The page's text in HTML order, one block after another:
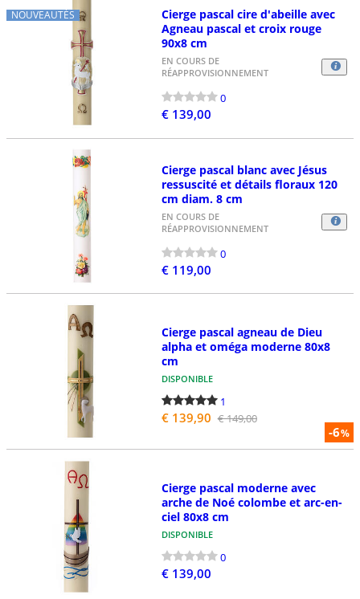
NOUVEAUTÉS
Cierge pascal cire d'abeille avec
Agneau pascal et croix rouge
90x8 cm
EN COURS DE
RÉAPPROVISIONNEMENT
0
€ 139,00
Cierge pascal blanc avec Jésus
ressuscité et détails floraux 120
cm diam. 8 cm
EN COURS DE
RÉAPPROVISIONNEMENT
0
€ 119,00
-6%
Cierge pascal agneau de Dieu
alpha et oméga moderne 80x8
cm
DISPONIBLE
1
€ 139,90 € 149,00
Cierge pascal moderne avec
arche de Noé colombe et arc-en-
ciel 80x8 cm
DISPONIBLE
0
€ 139,00